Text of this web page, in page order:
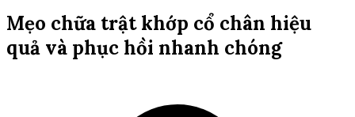
Mẹo chữa trật khớp cổ chân hiệu
quả và phục hồi nhanh chóng